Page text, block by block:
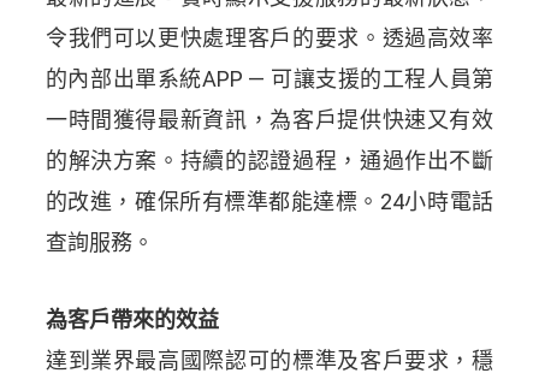
令我們可以更快處理客戶的要求。透過高效率
的內部出單系統APP — 可讓支援的工程人員第
一時間獲得最新資訊，為客戶提供快速又有效
的解決方案。持續的認證過程，通過作出不斷
的改進，確保所有標準都能達標。24小時電話
查詢服務。
為客戶帶來的效益
達到業界最高國際認可的標準及客戶要求，穩